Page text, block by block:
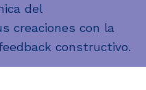
del
creaciones con la
constructivo.